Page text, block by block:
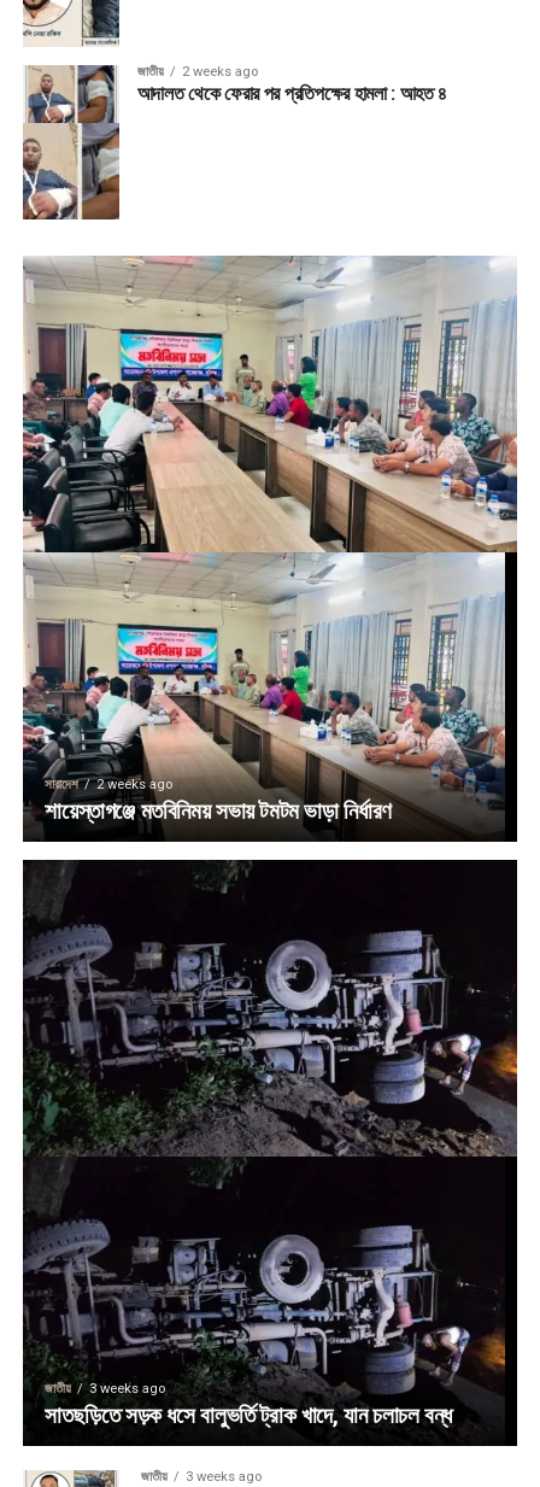
জাতীয় 2 weeks ago
আদালত থেকে ফেরার পর প্রতিপক্ষের হামলা : আহত ৪
সারাদেশ 2 weeks ago
শায়েস্তাগঞ্জে মতবিনিময় সভায় টমটম ভাড়া নির্ধারণ
জাতীয় 3 weeks ago
সাতছড়িতে সড়ক ধসে বালুভর্তি ট্রাক খাদে, যান চলাচল বন্ধ
জাতীয় 3 weeks ago